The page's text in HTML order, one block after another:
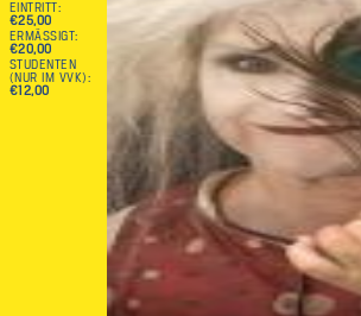
EINTRITT
€25,00
ERMÄSSIGT
€20,00
STUDENTEN
(NUR IM VVK)
€12,00